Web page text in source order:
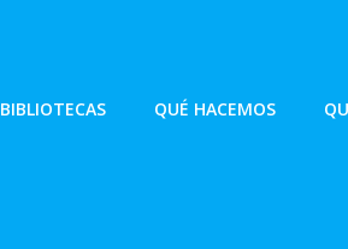
BIBLIOTECAS QUÉ HACEMOS